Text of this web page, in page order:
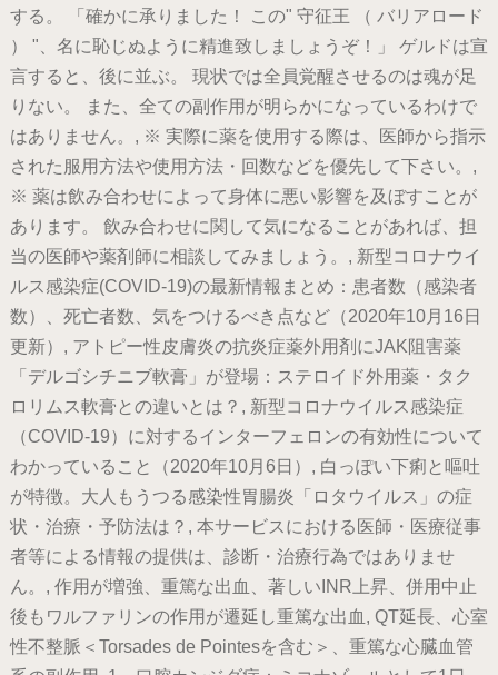
する。 「確かに承りました！ この" 守征王 （ バリアロード
） "、名に恥じぬように精進致しましょうぞ！」 ゲルドは宣
言すると、後に並ぶ。 現状では全員覚醒させるのは魂が足
りない。 また、全ての副作用が明らかになっているわけで
はありません。, ※ 実際に薬を使用する際は、医師から指示
された服用方法や使用方法・回数などを優先して下さい。,
※ 薬は飲み合わせによって身体に悪い影響を及ぼすことが
あります。 飲み合わせに関して気になることがあれば、担
当の医師や薬剤師に相談してみましょう。, 新型コロナウイ
ルス感染症(COVID-19)の最新情報まとめ：患者数（感染者
数）、死亡者数、気をつけるべき点など（2020年10月16日
更新）, アトピー性皮膚炎の抗炎症薬外用剤にJAK阻害薬
「デルゴシチニブ軟膏」が登場：ステロイド外用薬・タク
ロリムス軟膏との違いとは？, 新型コロナウイルス感染症
（COVID-19）に対するインターフェロンの有効性について
わかっていること（2020年10月6日）, 白っぽい下痢と嘔吐
が特徴。大人もうつる感染性胃腸炎「ロタウイルス」の症
状・治療・予防法は？, 本サービスにおける医師・医療従事
者等による情報の提供は、診断・治療行為ではありませ
ん。, 作用が増強、重篤な出血、著しいINR上昇、併用中止
後もワルファリンの作用が遷延し重篤な出血, QT延長、心室
性不整脈＜Torsades de Pointesを含む＞、重篤な心臓血管